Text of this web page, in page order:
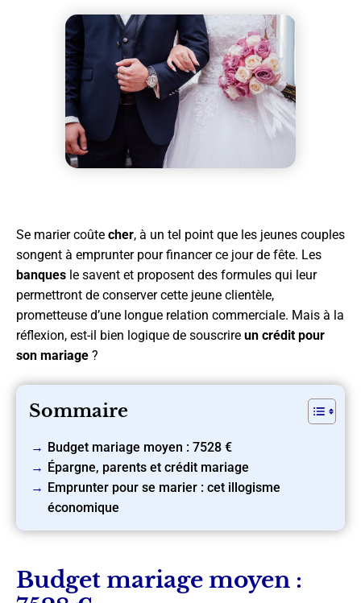
Se marier coûte cher, à un tel point que les jeunes couples
songent à emprunter pour financer ce jour de fête. Les
banques le savent et proposent des formules qui leur
permettront de conserver cette jeune clientèle,
prometteuse d’une longue relation commerciale. Mais à la
réflexion, est-il bien logique de souscrire un crédit pour
son mariage ?
Sommaire
Budget mariage moyen : 7528 €
Épargne, parents et crédit mariage
Emprunter pour se marier : cet illogisme
économique
Budget mariage moyen :